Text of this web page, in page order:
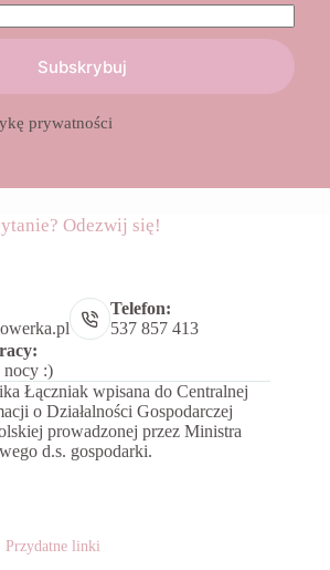
Subskrybuj
prywatności
Odezwij się!
Telefon:
537 857 413
nocy :)
Łączniak wpisana do Centralnej
o Działalności Gospodarczej
prowadzonej przez Ministra
d.s. gospodarki.
Przydatne linki